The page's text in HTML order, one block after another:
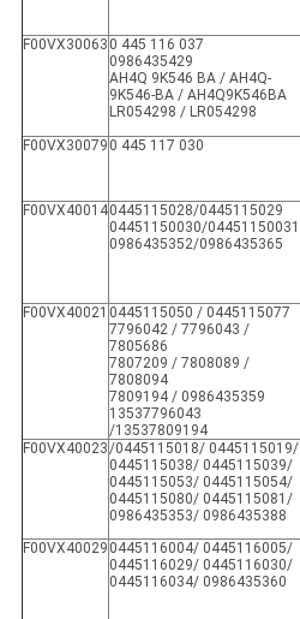
F00VX30063 0 445 116 037
0986435429
AH4Q 9K546 BA / AH4Q-
9K546-BA / AH4Q9K546BA
LR054298 / LR054298
F00VX30079 0 445 117 030
F00VX400140445115028/0445115029
04451150030/04451150031
0986435352/0986435365
F00VX40021 0445115050 / 0445115077
7796042 / 7796043 /
7805686
7807209 / 7808089 /
7808094
7809194 / 0986435359
13537796043
/13537809194
F00VX40023/0445115018/ 0445115019/
0445115038/ 0445115039/
0445115053/ 0445115054/
0445115080/ 0445115081/
0986435353/ 0986435388
F00VX40029 0445116004/ 0445116005/
0445116029/ 0445116030/
0445116034/ 0986435360